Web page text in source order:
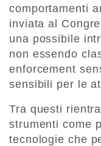
comportamenti
inviata al
una possibile
non essendo
enforcement
sensibili per le
Tra questi
strumenti come
tecnologie che